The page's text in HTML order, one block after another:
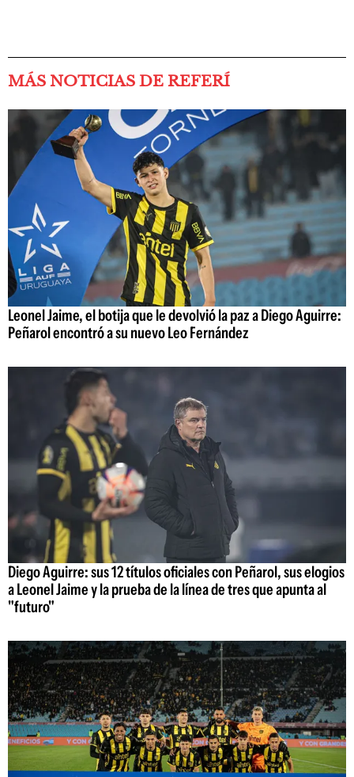
MÁS NOTICIAS DE REFERÍ
Leonel Jaime, el botija que le devolvió la paz a Diego Aguirre:
Peñarol encontró a su nuevo Leo Fernández
Diego Aguirre: sus 12 títulos oficiales con Peñarol, sus elogios
a Leonel Jaime y la prueba de la línea de tres que apunta al
"futuro"